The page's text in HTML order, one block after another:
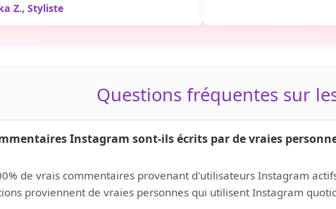
Z., Styliste
Questions fréquentes sur
Instagram sont-ils écrits par de vraies
de vrais commentaires provenant d'utilisateurs Instagram
proviennent de vraies personnes qui utilisent Instagram